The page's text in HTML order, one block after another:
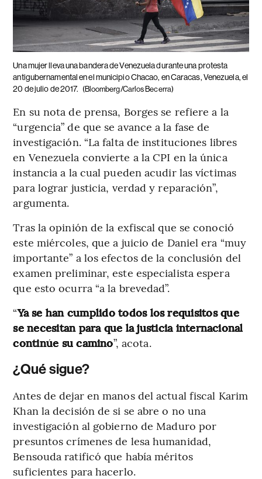
Una mujer lleva una bandera de Venezuela durante una protesta
antigubernamental en el municipio Chacao, en Caracas, Venezuela, el
20 de julio de 2017. (Bloomberg/Carlos Becerra)
En su nota de prensa, Borges se refiere a la
“urgencia” de que se avance a la fase de
investigación. “La falta de instituciones libres
en Venezuela convierte a la CPI en la única
instancia a la cual pueden acudir las víctimas
para lograr justicia, verdad y reparación”,
argumenta.
Tras la opinión de la exfiscal que se conoció
este miércoles, que a juicio de Daniel era “muy
importante” a los efectos de la conclusión del
examen preliminar, este especialista espera
que esto ocurra “a la brevedad”.
“Ya se han cumplido todos los requisitos que
se necesitan para que la justicia internacional
continúe su camino”, acota.
¿Qué sigue?
Antes de dejar en manos del actual fiscal Karim
Khan la decisión de si se abre o no una
investigación al gobierno de Maduro por
presuntos crímenes de lesa humanidad,
Bensouda ratificó que había méritos
suficientes para hacerlo.